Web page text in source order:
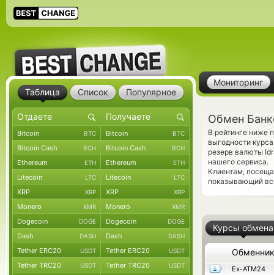
Мониторинг
Обмен
В рейтинге ниже
выгодности
резерв валюты
нашего сервиса.
Клиентам,
показывающий
Курсы обмена
Обменник
Ex-ATM24
Таблица Список Популярное
Bitcoin BTC Bitcoin BTC
Bitcoin Cash BCH Bitcoin Cash BCH
Ethereum ETH Ethereum ETH
Litecoin LTC Litecoin LTC
XRP XRP XRP XRP
Monero XMR Monero XMR
Dogecoin DOGE Dogecoin DOGE
Dash DASH Dash DASH
Tether ERC20 USDT Tether ERC20 USDT
Tether TRC20 USDT Tether TRC20 USDT